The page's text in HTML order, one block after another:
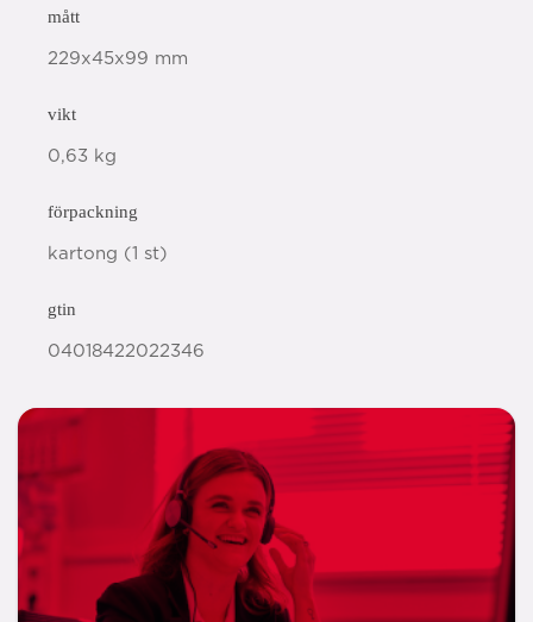
mått
229x45x99 mm
vikt
0,63 kg
förpackning
kartong (1 st)
gtin
04018422022346